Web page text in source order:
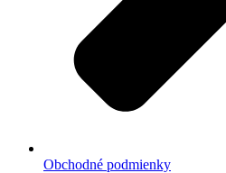
Obchodné podmienky